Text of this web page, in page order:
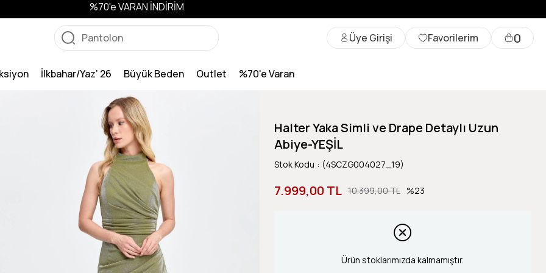
%70'e VARAN İNDİRİM
Üye Girişi Favorilerim 0
İlkbahar/Yaz’ 26 Büyük Beden Outlet %70'e Varan
Halter Yaka Simli ve Drape Detaylı Uzun
Abiye-YEŞİL
Stok Kodu (4SCZG004027_19)
10.399,00 TL
7.999,00 TL 23
Ürün stoklarımızda kalmamıştır.